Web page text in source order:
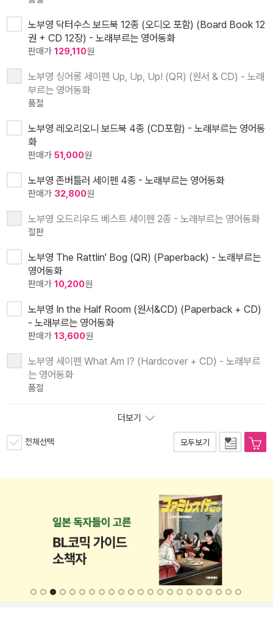
노부영 닥터수스 보드북 12종 (오디오 포함) (Board Book 12
권 + CD 12장) - 노래부르는 영어동화
판매가 129,110원
노부영 싱어롱 세이펜 Up, Up, Up! (QR) (원서 & CD) - 노래
부르는 영어동화
품절
노부영 레오리오니 보드북 4종 (CD포함) - 노래부르는 영어동
화
판매가 51,000원
노부영 존버틀러 세이펜 4종 - 노래부르는 영어동화
판매가 32,800원
노부영 오드리우드 베스트 세이펜 2종 - 노래부르는 영어동화
절판
노부영 The Rattlin' Bog (QR) (Paperback) - 노래부르는
영어동화
판매가 10,200원
노부영 In the Half Room (원서&CD) (Paperback + CD)
- 노래부르는 영어동화
판매가 13,600원
노부영 세이펜 What Am I? (Hardcover + CD) - 노래부르
는 영어동화
품절
더보기
전체선택 모두보기